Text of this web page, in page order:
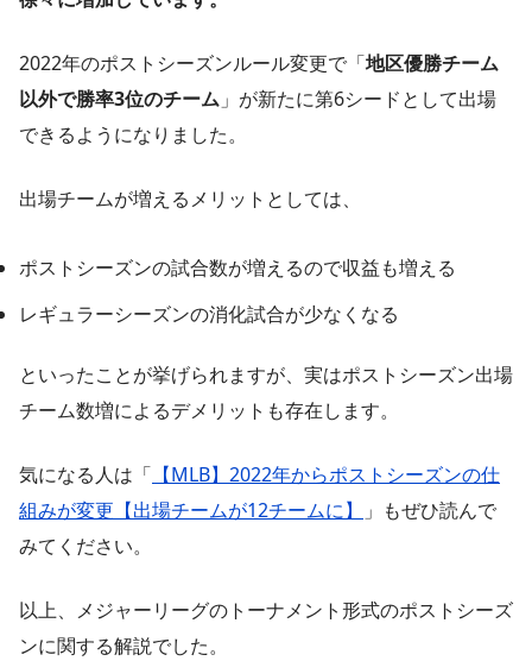
2022年のポストシーズンルール変更で「地区優勝チーム
以外で勝率3位のチーム 」が新たに第6シードとして出場
できるようになりました。
出場チームが増えるメリットとしては、
ポストシーズンの試合数が増えるので収益も増える
レギュラーシーズンの消化試合が少なくなる
といったことが挙げられますが、実はポストシーズン出場
チーム数増によるデメリットも存在します。
気になる人は「 【MLB】2022年からポストシーズンの仕
組みが変更【出場チームが12チームに】
」もぜひ読んで
みてください。
以上、メジャーリーグのトーナメント形式のポストシーズ
ンに関する解説でした。